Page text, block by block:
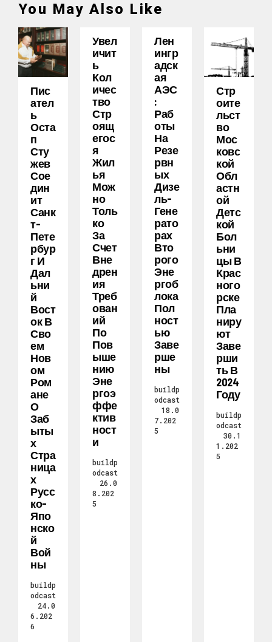
You May Also Like
Пис
Ател
Ь
Оста
П
Сту
Жев
Сое
Дин
Ит
Санк
Т-
Пете
Рбур
Г И
Дал
Ьни
Й
Вост
Ок В
Сво
Ем
Нов
Ом
Ром
Ане
О
Заб
Ыты
Х
Стра
Ница
Х
Русс
Ко-
Япо
Нско
Й
Вой
Ны
buildp
odcast
24.0
6.202
6
Увел
Ичит
Ь
Кол
Ичес
Тво
Стр
Оящ
Егос
Я
Жил
Ья
Мож
Но
Толь
Ко
За
Счет
Вне
Дрен
Ия
Треб
Ован
Ий
По
Пов
Ыше
Нию
Эне
Ргоэ
Ффе
Ктив
Ност
И
buildp
odcast
26.0
8.202
5
Лен
Ингр
Адск
Ая
АЭС
:
Раб
Оты
На
Резе
Рвн
Ых
Дизе
Ль-
Гене
Рато
Рах
Вто
Рого
Эне
Ргоб
Лока
Пол
Ност
Ью
Заве
Рше
Ны
buildp
odcast
18.0
7.202
5
Стр
Оите
Льст
Во
Мос
Ковс
Кой
Обл
Астн
Ой
Детс
Кой
Бол
Ьни
Цы В
Крас
Ного
Рске
Пла
Ниру
Ют
Заве
Рши
Ть В
2024
Году
buildp
odcast
30.1
1.202
5